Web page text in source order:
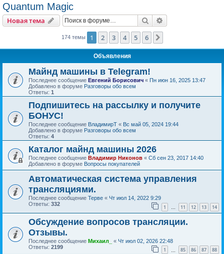
Quantum Magic
Новая тема Поиск
174 темы 1 2 3 4 5 6
Объявления
Майнд машины в Telegram!
Последнее сообщение Евгений Борисович « Пн июн 16, 2025 13:47
Добавлено в форуме Разговоры обо всем
Ответы: 1
Подпишитесь на рассылку и получите
БОНУС!
Последнее сообщение ВладимирТ « Вс май 05, 2024 19:44
Добавлено в форуме Разговоры обо всем
Ответы: 4
Каталог майнд машины 2026
Последнее сообщение Владимир Никонов « Сб сен 23, 2017 14:40
Добавлено в форуме Вопросы покупателей
Автоматическая система управления
трансляциями.
Последнее сообщение Терве « Чт июл 14, 2022 9:29
Ответы: 332 1 … 11 12 13 14
Обсуждение вопросов трансляции.
Отзывы.
Последнее сообщение Михаил_ « Чт июл 02, 2026 22:48
Ответы: 2199 1 85 86 87 88